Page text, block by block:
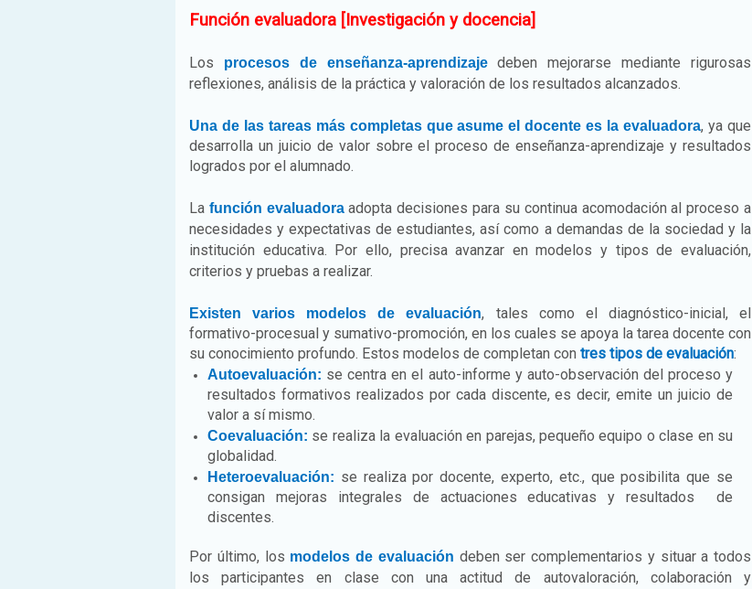
Función evaluadora [Investigación y docencia]
Los procesos de enseñanza-aprendizajedeben mejorarse mediante rigurosas
reflexiones, análisis de la práctica y valoración de los resultados alcanzados.
Una de las tareas más completas que asume el docente es la evaluadora, ya que
desarrolla un juicio de valor sobre el proceso de enseñanza-aprendizaje y resultados
logrados por el alumnado.
La función evaluadoraadopta decisiones para su continua acomodación al proceso a
necesidades y expectativas de estudiantes, así como a demandas de la sociedad y la
institución educativa. Por ello, precisa avanzar en modelos y tipos de evaluación,
criterios y pruebas a realizar.
Existen varios modelos de evaluación, tales como el diagnóstico-inicial, el
formativo-procesual y sumativo-promoción, en los cuales se apoya la tarea docente con
su conocimiento profundo. Estos modelos de completan con tres tipos de evaluación:
Autoevaluación: se centra en el auto-informe y auto-observación del proceso y
resultados formativos realizados por cada discente, es decir, emite un juicio de
valor a sí mismo.
Coevaluación: se realiza la evaluación en parejas, pequeño equipo o clase en su
globalidad.
Heteroevaluación: se realiza por docente, experto, etc., que posibilita que se
consigan mejoras integrales de actuaciones educativas y resultados de
discentes.
Por último, los modelos de evaluación deben ser complementarios y situar a todos
los participantes en clase con una actitud de autovaloración, colaboración y